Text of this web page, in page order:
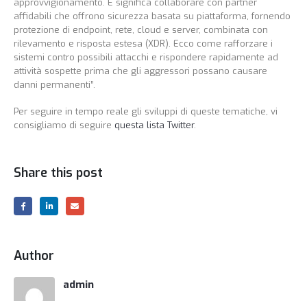
approvvigionamento. E significa collaborare con partner
affidabili che offrono sicurezza basata su piattaforma, fornendo
protezione di endpoint, rete, cloud e server, combinata con
rilevamento e risposta estesa (XDR). Ecco come rafforzare i
sistemi contro possibili attacchi e rispondere rapidamente ad
attività sospette prima che gli aggressori possano causare
danni permanenti”.
Per seguire in tempo reale gli sviluppi di queste tematiche, vi
consigliamo di seguire questa lista Twitter.
Share this post
Author
admin